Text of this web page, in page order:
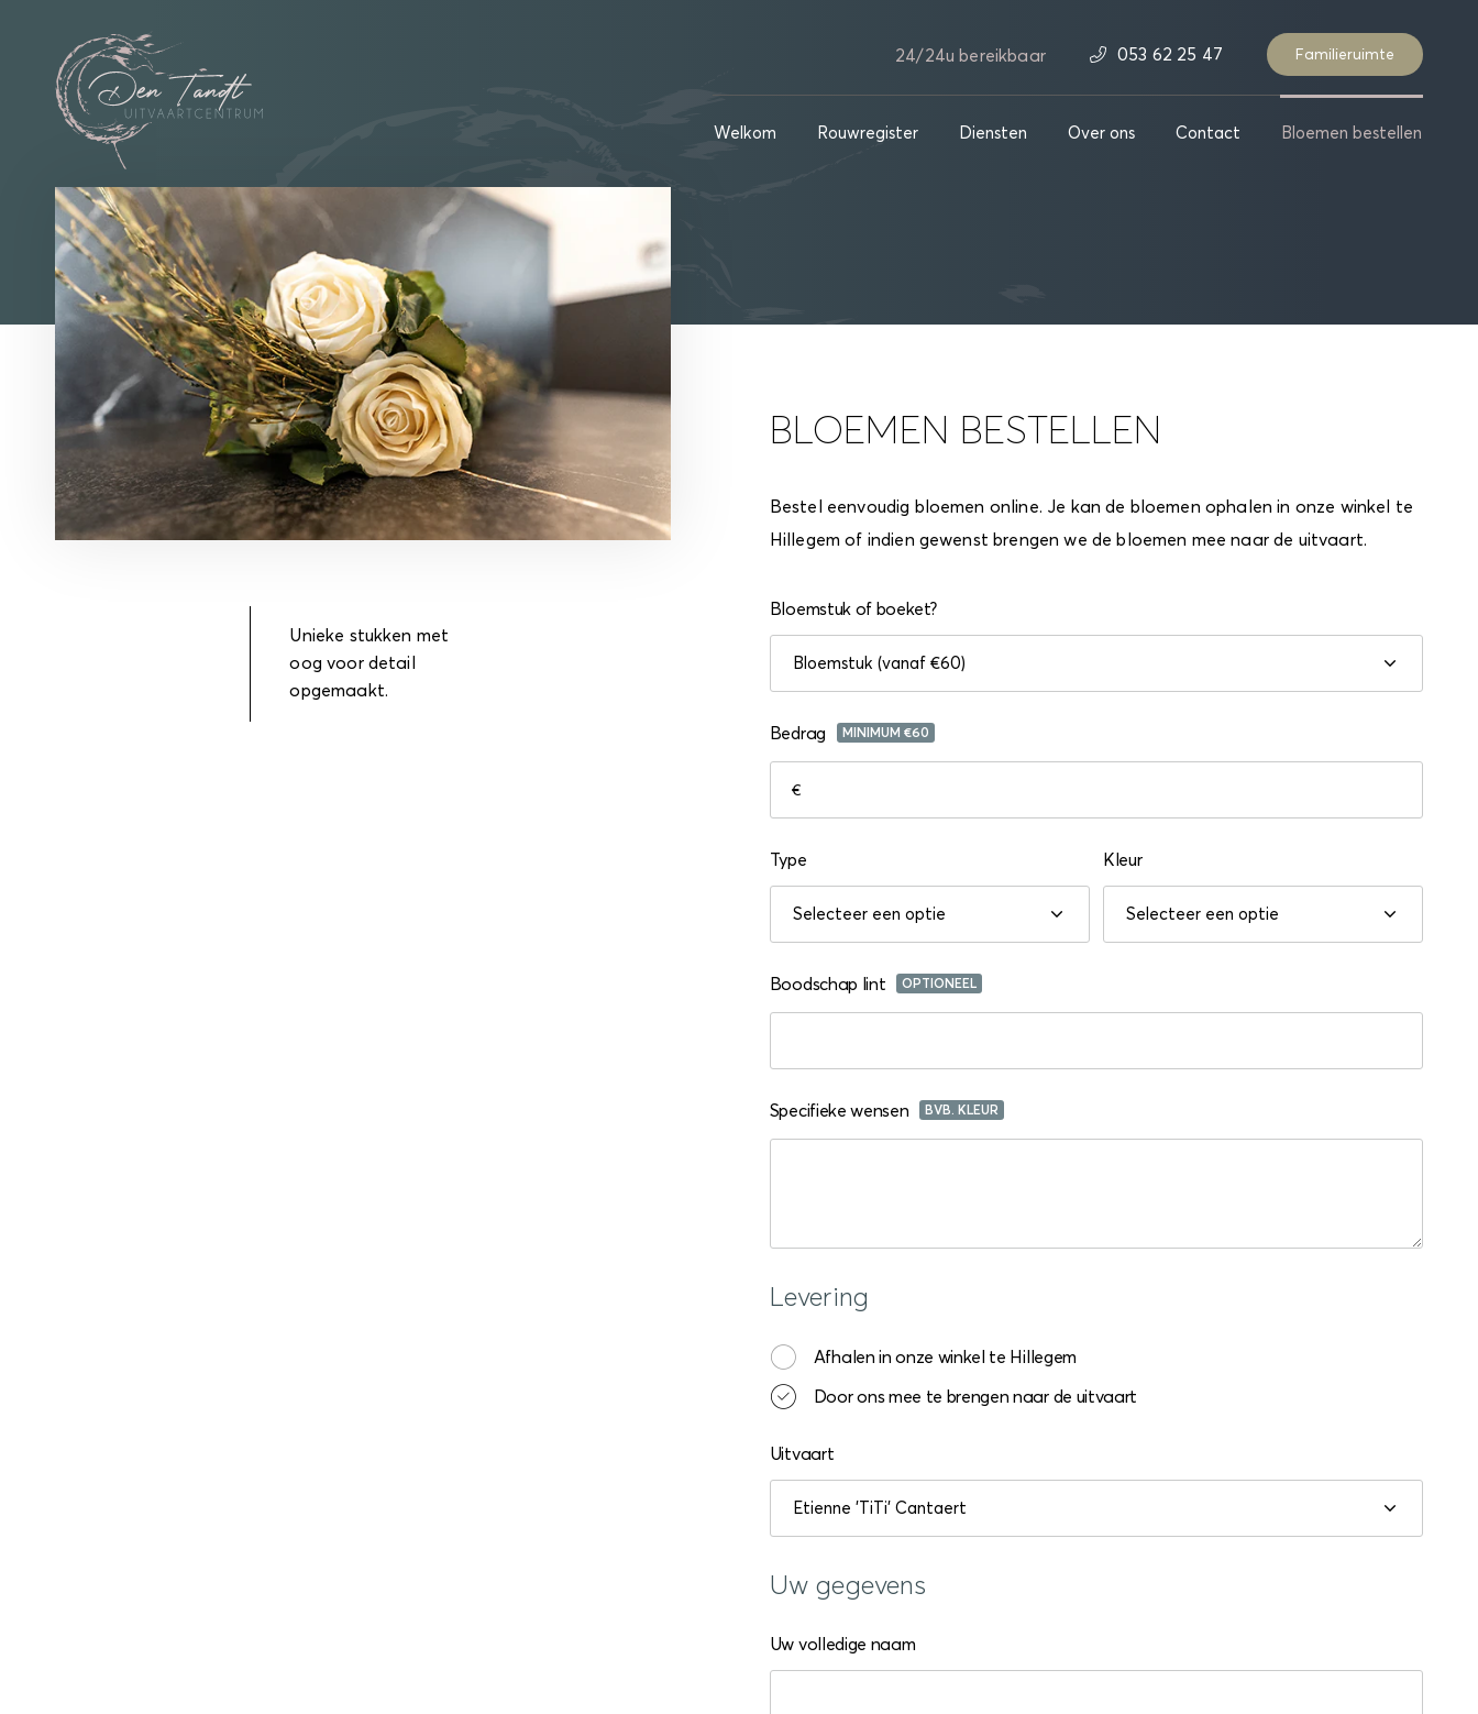
24/24u bereikbaar 053 62 25 47 Familieruimte
Welkom Rouwregister Diensten Over ons Contact Bloemen bestellen
Unieke stukken met
oog voor detail
opgemaakt.
BLOEMEN BESTELLEN
Bestel eenvoudig bloemen online. Je kan de bloemen ophalen in onze winkel te
Hillegem of indien gewenst brengen we de bloemen mee naar de uitvaart.
Bloemstuk of boeket?
Bedrag MINIMUM €60
€
Type Kleur
Boodschap lint OPTIONEEL
Specifieke wensen BVB. KLEUR
Levering
Afhalen in onze winkel te Hillegem
Door ons mee te brengen naar de uitvaart
Uitvaart
Uw gegevens
Uw volledige naam